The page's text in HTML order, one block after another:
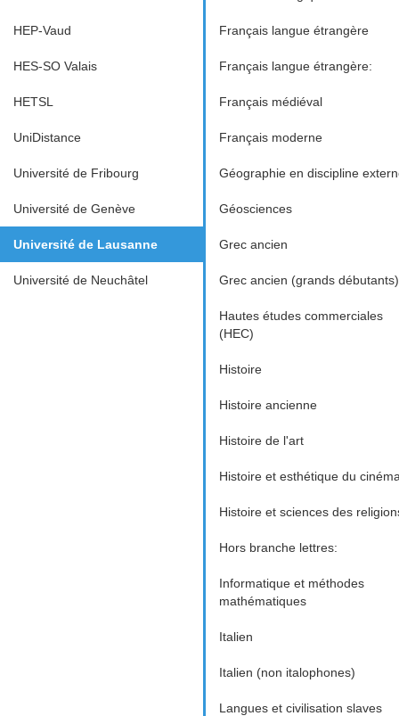
HEP-Vaud
HES-SO Valais
HETSL
UniDistance
Université de Fribourg
Université de Genève
Université de Lausanne
Université de Neuchâtel
Français langue étrangère
Français langue étrangère:
Français médiéval
Français moderne
Géographie en discipline
Géosciences
Grec ancien
Grec ancien (grands débutants)
Hautes études commerciales
(HEC)
Histoire
Histoire ancienne
Histoire de l'art
Histoire et esthétique du
Histoire et sciences des
Hors branche lettres:
Informatique et méthodes
mathématiques
Italien
Italien (non italophones)
Langues et civilisation slaves